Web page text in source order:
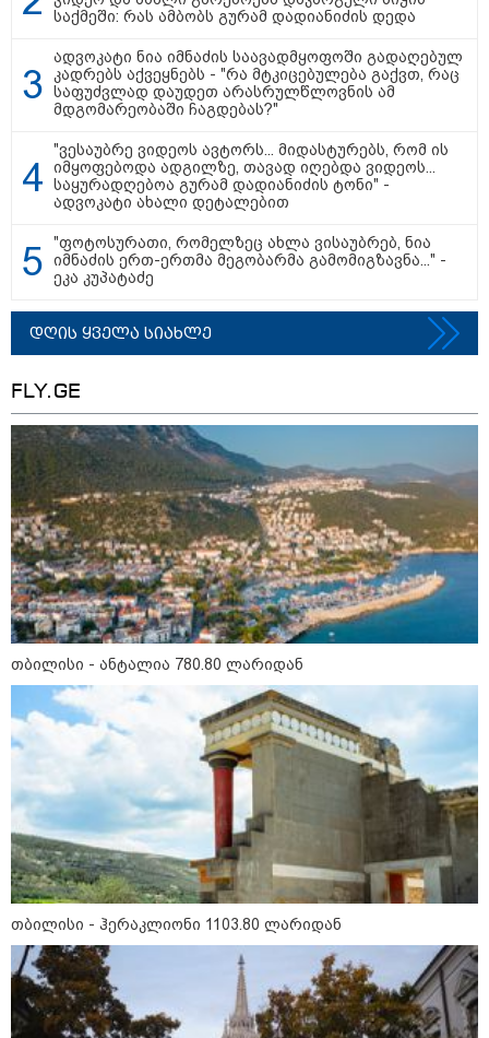
თბილისი - ანტალია 780.80
ლარიდან
ლარიდან
თბილისი - ბუდაპეშტი 1421.00
თბილისი - რომი 1764.80 ლარიდან
მნიშვნელოვანი ინფორმაცია
11:13 / 05-08-2026
Hisense წარმოგიდგენთ გზავნილს "ინოვაციები
უკეთესი ცხოვრებისათვის" FIFA-ს 2026 წლის
მსოფლიო ჩემპიონატზე™
საქმეში: რას ამბობს გურამ დადიანიძის დედა
ადვოკატი ნია იმნაძის საავადმყოფოში გადაღებულ
კადრებს აქვეყნებს - "რა მტკიცებულება გაქვთ, რაც
საფუძვლად დაუდეთ არასრულწლოვნის ამ
მდგომარეობაში ჩაგდებას?"
"ვესაუბრე ვიდეოს ავტორს... მიდასტურებს, რომ ის
იმყოფებოდა ადგილზე, თავად იღებდა ვიდეოს...
საყურადღებოა გურამ დადიანიძის ტონი" -
ადვოკატი ახალი დეტალებით
"ფოტოსურათი, რომელზეც ახლა ვისაუბრებ, ნია
იმნაძის ერთ-ერთმა მეგობარმა გამომიგზავნა..." -
ეკა კუპატაძე
დღის ყველა სიახლე
FLY.GE
თბილისი - ანტალია 780.80 ლარიდან
თბილისი - ჰერაკლიონი 1103.80 ლარიდან